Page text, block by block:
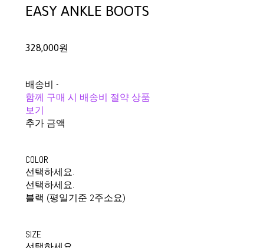
EASY ANKLE BOOTS
328,000원
배송비 -
함께 구매 시 배송비 절약 상품
보기
추가 금액
COLOR
선택하세요.
선택하세요.
블랙 (평일기준 2주소요)
SIZE